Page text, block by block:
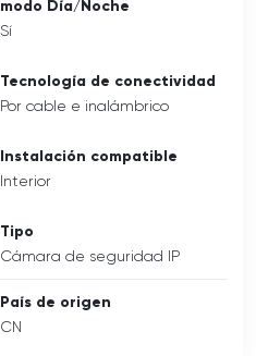
modo Día/Noche
Sí
Tecnología de conectividad
Por cable e inalámbrico
Instalación compatible
Interior
Tipo
Cámara de seguridad IP
País de origen
CN